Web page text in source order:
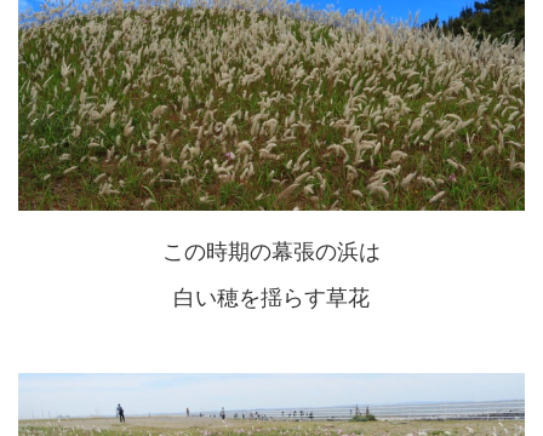
この時期の幕張の浜は
白い穂を揺らす草花